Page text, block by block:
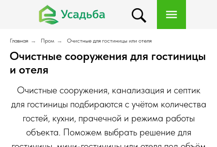
Главная → Пром → Очистные для гостиницы или отеля
Очистные сооружения для гостиницы
и отеля
Очистные сооружения, канализация и септик
для гостиницы подбираются с учётом количества
гостей, кухни, прачечной и режима работы
объекта. Поможем выбрать решение для